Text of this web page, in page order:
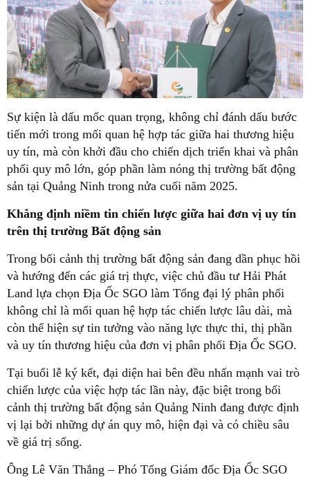
Sự kiện là dấu mốc quan trọng, không chỉ đánh dấu bước
tiến mới trong mối quan hệ hợp tác giữa hai thương hiệu
uy tín, mà còn khởi đầu cho chiến dịch triển khai và phân
phối quy mô lớn, góp phần làm nóng thị trường bất động
sản tại Quảng Ninh trong nửa cuối năm 2025.
Khẳng định niềm tin chiến lược giữa hai đơn vị uy tín
trên thị trường Bất động sản
Trong bối cảnh thị trường bất động sản đang dần phục hồi
và hướng đến các giá trị thực, việc chủ đầu tư Hải Phát
Land lựa chọn Địa Ốc SGO làm Tổng đại lý phân phối
không chỉ là mối quan hệ hợp tác chiến lược lâu dài, mà
còn thể hiện sự tin tưởng vào năng lực thực thi, thị phần
và uy tín thương hiệu của đơn vị phân phối Địa Ốc SGO.
Tại buổi lễ ký kết, đại diện hai bên đều nhấn mạnh vai trò
chiến lược của việc hợp tác lần này, đặc biệt trong bối
cảnh thị trường bất động sản Quảng Ninh đang được định
vị lại bởi những dự án quy mô, hiện đại và có chiều sâu
về giá trị sống.
Ông Lê Văn Thắng – Phó Tổng Giám đốc Địa Ốc SGO